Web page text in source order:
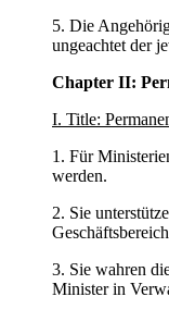
5. Die
ungeachtet der
Chapter II:
I. Title:
1. Für
werden.
2. Sie
3. Sie wahren
Minister in